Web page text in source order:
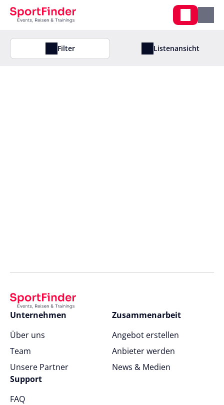
Listenansicht
Filter
Unternehmen
Über uns
Team
Unsere Partner
Zusammenarbeit
Angebot erstellen
Anbieter werden
News & Medien
Support
FAQ